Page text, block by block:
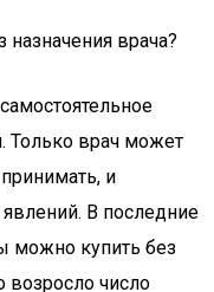
врача?
Только врач может
и
В последние
можно купить без
возросло число